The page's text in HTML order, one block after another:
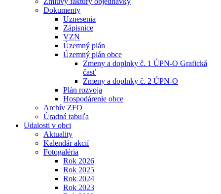
Dokumenty
Uznesenia
Zápisnice
VZN
Územný plán
Územný plán obce
Zmeny a doplnky č. 1 ÚPN-O Grafická
časť
Zmeny a doplnky č. 2 ÚPN-O
Plán rozvoja
Hospodárenie obce
Archív ZFO
Úradná tabuľa
Udalosti v obci
Aktuality
Kalendár akcií
Fotogaléria
Rok 2026
Rok 2025
Rok 2024
Rok 2023